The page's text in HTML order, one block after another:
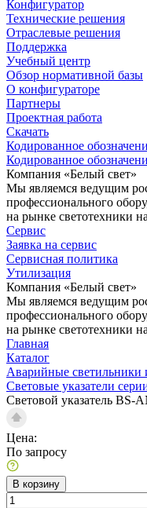
Конфигуратор
Технические решения
Отраслевые решения
Поддержка
Учебный центр
Обзор нормативной базы
О конфигураторе
Партнеры
Проектная работа
Скачать
Кодированное
Кодированное
Компания «Белый свет»
Мы являемся ведущим
профессионального
на рынке светотехники
Сервис
Заявка на сервис
Сервисная политика
Утилизация
Компания «Белый свет»
Мы являемся ведущим
профессионального
на рынке светотехники
Главная
Каталог
Аварийные светильники
Световые указатели
Световой указатель
Цена:
По запросу
В корзину